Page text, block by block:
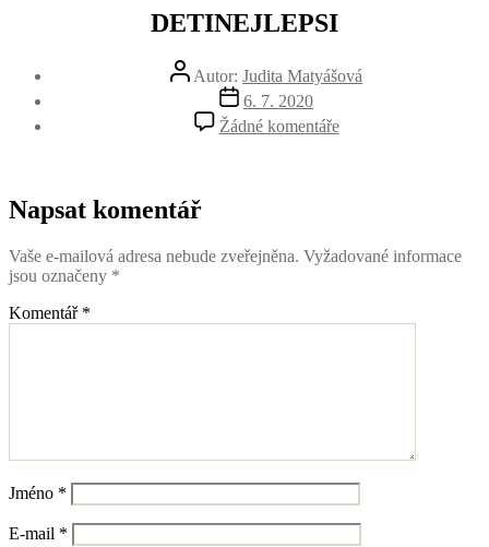
DETINEJLEPSI
Autor
příspěvku
Autor: Judita Matyášová
Datum
příspěvku
6. 7. 2020
Žádné komentářeu
textu
Napsat komentář
Vaše e-mailová adresa nebude zveřejněna. Vyžadované informace
jsou označeny *
Komentář *
Jméno *
E-mail *